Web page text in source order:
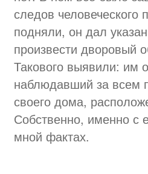
следов человеческого
подняли, он дал
произвести дворовый
Такового выявили: им
наблюдавший за всем
своего дома,
Собственно, именно с
мной фактах.